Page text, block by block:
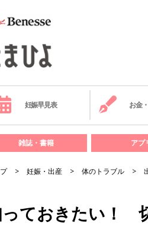
妊娠早見表 お金
雑誌・書籍 アプ
妊娠・出産 体のトラブル
ておきたい！